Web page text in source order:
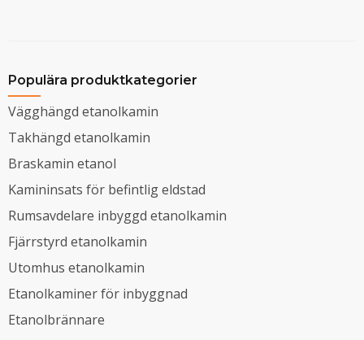
Populära produktkategorier
Vägghängd etanolkamin
Takhängd etanolkamin
Braskamin etanol
Kamininsats för befintlig eldstad
Rumsavdelare inbyggd etanolkamin
Fjärrstyrd etanolkamin
Utomhus etanolkamin
Etanolkaminer för inbyggnad
Etanolbrännare